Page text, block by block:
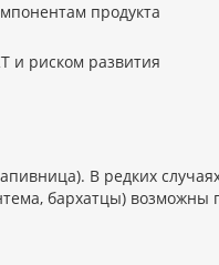
продукта
и риском развития
В редких
бархатцы) возможны